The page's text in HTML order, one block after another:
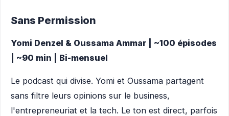
Sans Permission
Yomi Denzel & Oussama Ammar | ~100 épisodes
| ~90 min | Bi-mensuel
Le podcast qui divise. Yomi et Oussama partagent
sans filtre leurs opinions sur le business,
l'entrepreneuriat et la tech. Le ton est direct, parfois